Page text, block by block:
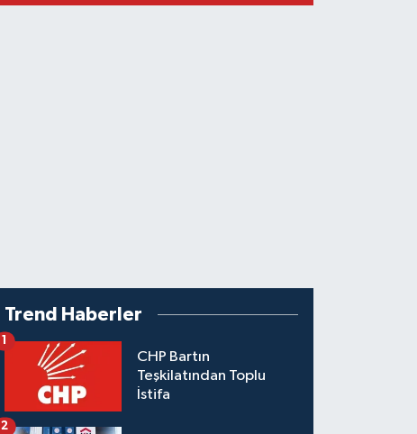
Trend Haberler
CHP Bartın
Teşkilatından Toplu
İstifa
1
2